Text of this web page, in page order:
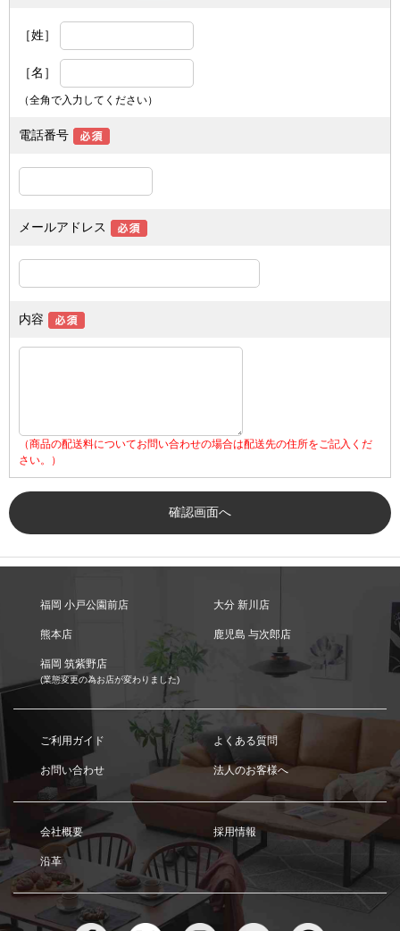
［姓］
［名］
（全角で入力してください）
電話番号
メールアドレス
内容
（商品の配送料についてお問い合わせの場合は配送先の住所をご記入くだ
さい。）
福岡 小戸公園前店 大分 新川店
熊本店 鹿児島 与次郎店
福岡 筑紫野店
(業態変更の為お店が変わりました)
ご利用ガイド よくある質問
お問い合わせ 法人のお客様へ
会社概要 採用情報
沿革